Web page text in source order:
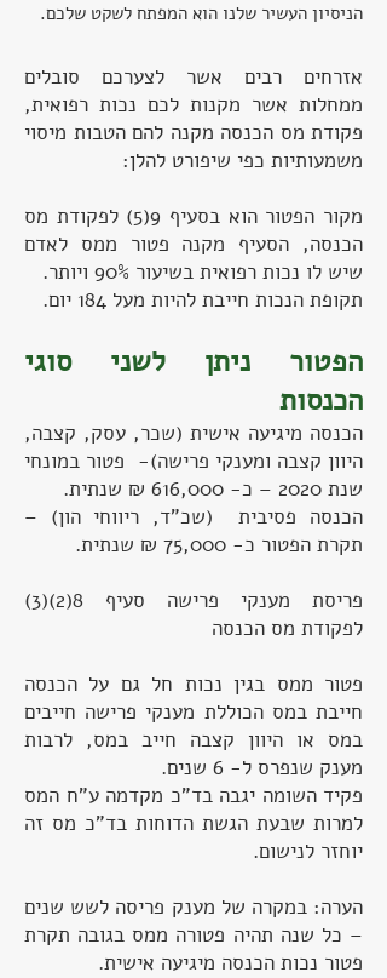
הניסיון העשיר שלנו הוא המפתח לשקט שלכם.
אזרחים רבים אשר לצערכם סובלים
ממחלות אשר מקנות לכם נכות רפואית,
פקודת מס הכנסה מקנה להם הטבות מיסוי
משמעותיות כפי שיפורט להלן:
מקור הפטור הוא בסעיף 9(5) לפקודת מס
הכנסה, הסעיף מקנה פטור ממס לאדם
שיש לו נכות רפואית בשיעור 90% ויותר.
תקופת הנכות חייבת להיות מעל 184 יום.
הפטור ניתן לשני סוגי
הכנסות
הכנסה מיגיעה אישית (שכר, עסק, קצבה,
היוון קצבה ומענקי פרישה)- פטור במונחי
שנת 2020 – כ- 616,000 ₪ שנתית.
הכנסה פסיבית (שכ"ד, ריווחי הון) –
תקרת הפטור כ- 75,000 ₪ שנתית.
פריסת מענקי פרישה סעיף 8(2)(3)
לפקודת מס הכנסה
פטור ממס בגין נכות חל גם על הכנסה
חייבת במס הכוללת מענקי פרישה חייבים
במס או היוון קצבה חייב במס, לרבות
מענק שנפרס ל- 6 שנים.
פקיד השומה יגבה בד"כ מקדמה ע"ח המס
למרות שבעת הגשת הדוחות בד"כ מס זה
יוחזר לנישום.
הערה: במקרה של מענק פריסה לשש שנים
– כל שנה תהיה פטורה ממס בגובה תקרת
פטור נכות הכנסה מיגיעה אישית.